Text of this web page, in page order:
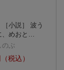
［小説］ 波う
、めおと…
ぶ
税込）